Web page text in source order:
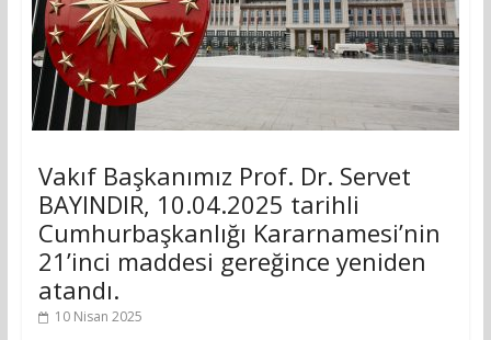
Vakıf Başkanımız Prof. Dr. Servet
BAYINDIR, 10.04.2025 tarihli
Cumhurbaşkanlığı Kararnamesi’nin
21’inci maddesi gereğince yeniden
atandı.
10 Nisan 2025